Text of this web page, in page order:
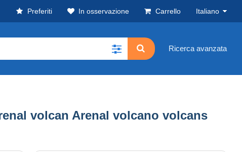
Preferiti In osservazione Carrello Italiano
Ricerca avanzata
volcan Arenal volcano volcans